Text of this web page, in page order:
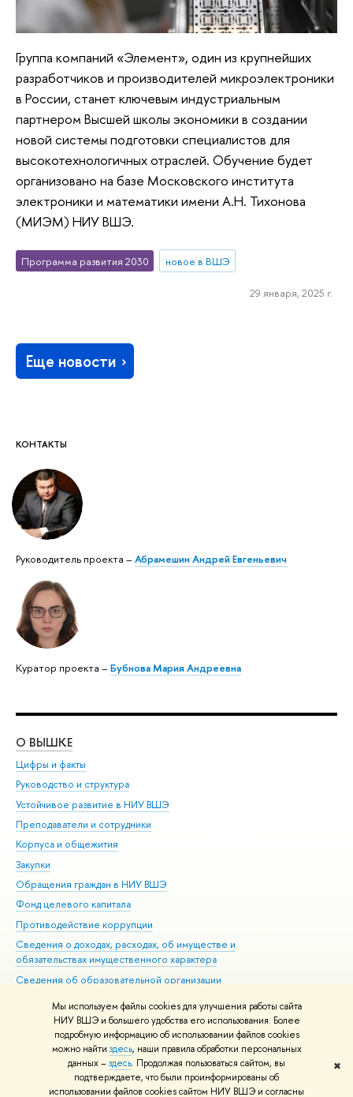
Мы используем файлы cookies для улучшения работы сайта
НИУ ВШЭ и большего удобства его использования. Более
подробную информацию об использовании файлов cookies
можно найти здесь, наши правила обработки персональных
данных –здесь. Продолжая пользоваться сайтом, вы
подтверждаете, что были проинформированы об
использовании файлов cookies сайтом НИУ ВШЭ и согласны
✖
КОНТАКТЫ
Руководитель проекта – Абрамешин Андрей Евгеньевич
Куратор проекта – Бубнова Мария Андреевна
Группа компаний «Элемент», один из крупнейших
разработчиков и производителей микроэлектроники
в России, станет ключевым индустриальным
партнером Высшей школы экономики в создании
новой системы подготовки специалистов для
высокотехнологичных отраслей. Обучение будет
организовано на базе Московского института
электроники и математики имени А.Н. Тихонова
(МИЭМ) НИУ ВШЭ.
Программа развития 2030 новое в ВШЭ
29 января, 2025 г.
Еще новости
О ВЫШКЕ
Цифры и факты
Руководство и структура
Устойчивое развитие в НИУ ВШЭ
Преподаватели и сотрудники
Корпуса и общежития
Закупки
Обращения граждан в НИУ ВШЭ
Фонд целевого капитала
Противодействие коррупции
Сведения о доходах, расходах, об имуществе и
обязательствах имущественного характера
Сведения об образовательной организации
Людям с ограниченными возможностями здоровья
Единая платежная страница
Работа в Вышке
© НИУ ВШЭ 1993–2026 Адреса и контакты Условия использования